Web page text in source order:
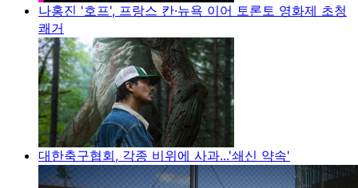
나홍진 '호프', 프랑스 칸·뉴욕 이어 토론토 영화제 초청
쾌거
대한축구협회, 각종 비위에 사과...'쇄신 약속'